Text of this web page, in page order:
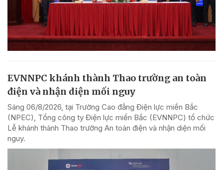
EVNNPC khánh thành Thao trường an toàn
điện và nhận diện mối nguy
Sáng 06/8/2026, tại Trường Cao đẳng Điện lực miền Bắc
(NPEC), Tổng công ty Điện lực miền Bắc (EVNNPC) tổ chức
Lễ khánh thành Thao trường An toàn điện và nhận diện mối
nguy.